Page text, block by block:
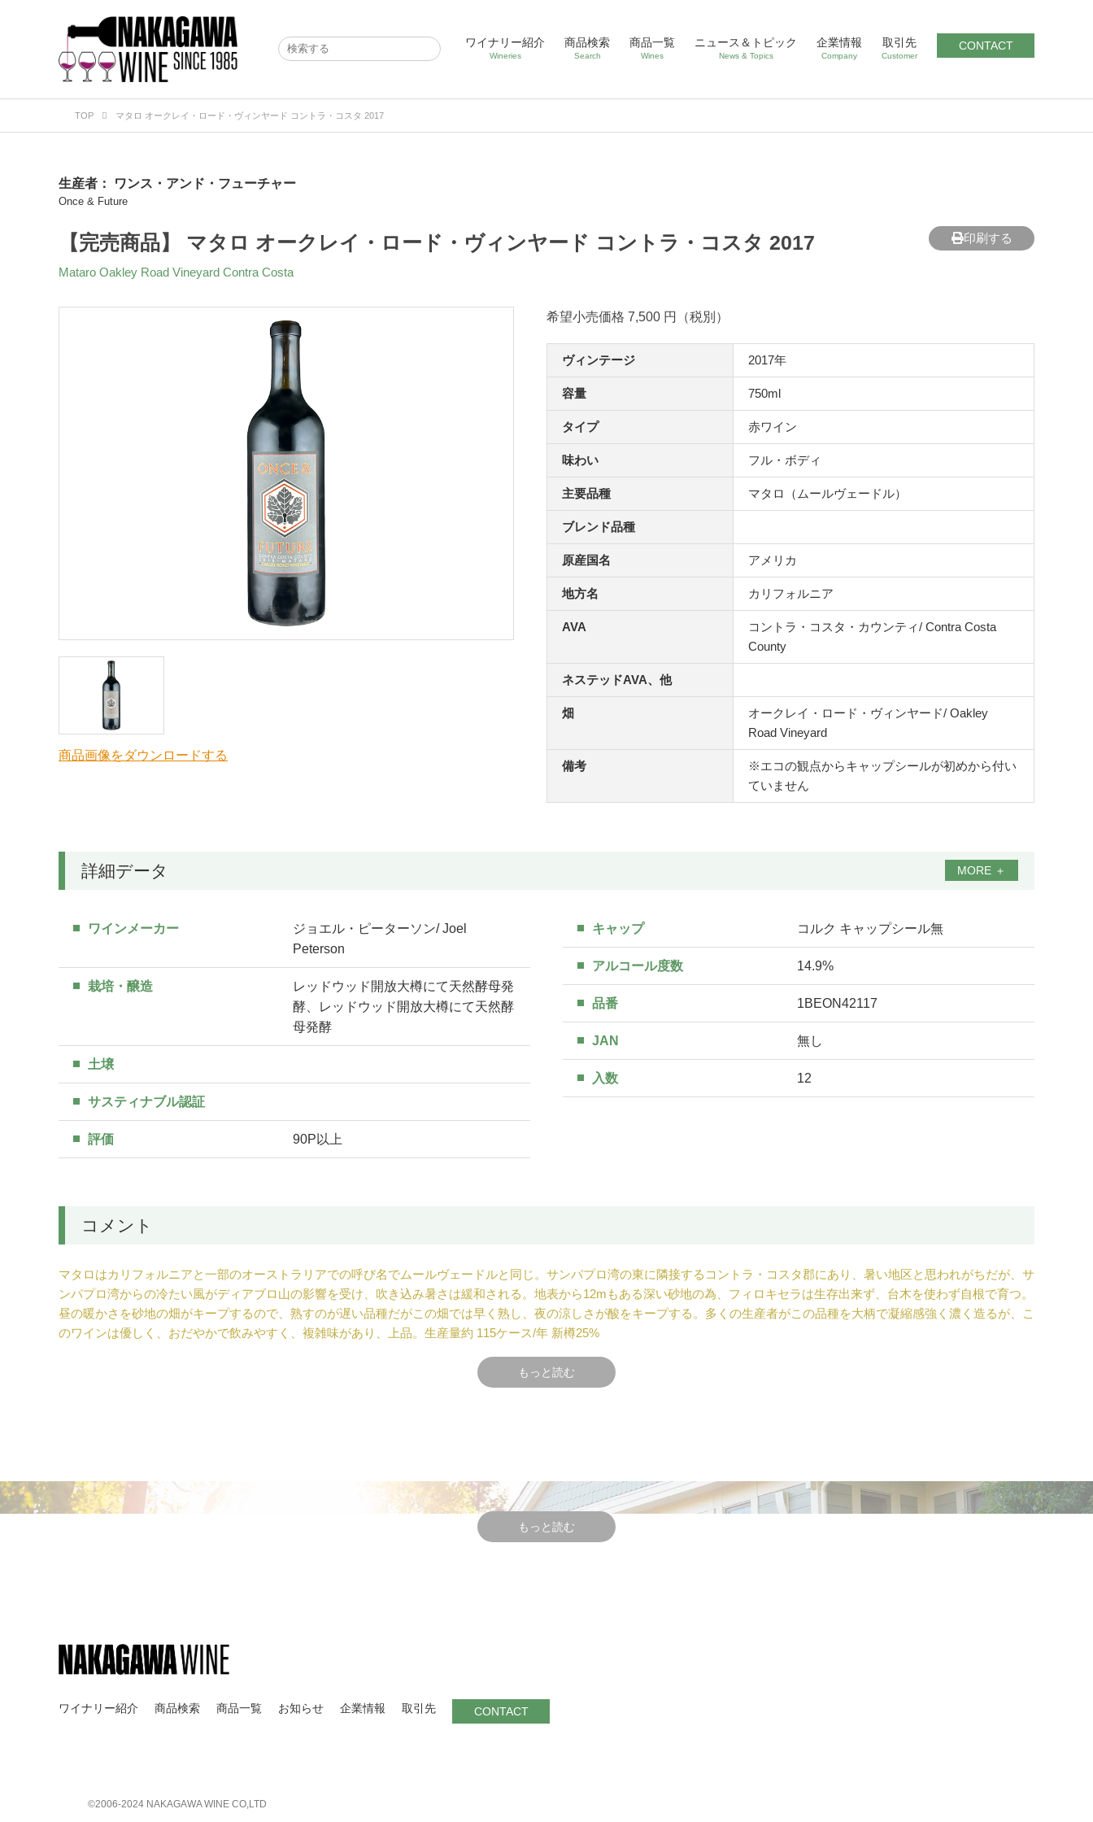
ワイナリー紹介
Wineries
商品検索
Search
商品一覧
Wines
ニュース＆トピック
News & Topics
企業情報
Company
取引先
Customer
CONTACT
TOP マタロ オークレイ・ロード・ヴィンヤード コントラ・コスタ 2017
生産者： ワンス・アンド・フューチャー
Once & Future
印刷する
【完売商品】 マタロ オークレイ・ロード・ヴィンヤード コントラ・コスタ 2017
Mataro Oakley Road Vineyard Contra Costa
商品画像をダウンロードする
希望小売価格 7,500 円（税別）
ヴィンテージ 2017年
容量 750ml
タイプ 赤ワイン
味わい フル・ボディ
主要品種 マタロ（ムールヴェードル）
ブレンド品種
原産国名 アメリカ
地方名 カリフォルニア
AVA
コントラ・コスタ・カウンティ/ Contra Costa
County
ネステッドAVA、他
畑
オークレイ・ロード・ヴィンヤード/ Oakley
Road Vineyard
備考
※エコの観点からキャップシールが初めから付い
ていません
詳細データ MORE ＋
ワインメーカー
ジョエル・ピーターソン/ Joel
Peterson
栽培・醸造
レッドウッド開放大樽にて天然酵母発
酵、レッドウッド開放大樽にて天然酵
母発酵
土壌
サスティナブル認証
評価 90P以上
キャップ コルク キャップシール無
アルコール度数 14.9%
品番 1BEON42117
JAN 無し
入数 12
コメント
マタロはカリフォルニアと一部のオーストラリアでの呼び名でムールヴェードルと同じ。サンパプロ湾の東に隣接するコントラ・コスタ郡にあり、暑い地区と思われがちだが、サ
ンパプロ湾からの冷たい風がディアブロ山の影響を受け、吹き込み暑さは緩和される。地表から12mもある深い砂地の為、フィロキセラは生存出来ず、台木を使わず自根で育つ。
昼の暖かさを砂地の畑がキープするので、熟すのが遅い品種だがこの畑では早く熟し、夜の涼しさが酸をキープする。多くの生産者がこの品種を大柄で凝縮感強く濃く造るが、こ
のワインは優しく、おだやかで飲みやすく、複雑味があり、上品。生産量約 115ケース/年 新樽25%
もっと読む
単独品種のワインを造る生産者は少なくリッジが幾つかの畑から造り、MATAROとしてリリースしている。
ジョエル・ピーターソンからのコメント
しさが酸をキープする。
多くの生産者がこの品種を大柄で凝縮感強く濃く造るが、私はこの畑の特徴である自根、100年以上の古樹、深い砂土壌、午後に吹く冷たい風の影響を十分に生かし、優しく、お
もっと読む
ワンス・アンド・フューチャー
を大成させたジョエル・ピーターソン（ジンファンデル
ワイナリー紹介 商品検索 商品一覧 お知らせ 企業情報 取引先 CONTACT
©︎2006-2024 NAKAGAWA WINE CO,LTD